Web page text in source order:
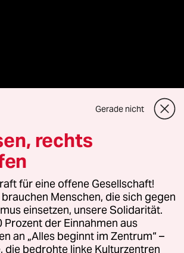
und Vertriebs GmbH
Bei rechtlichen Fragen oder für Genehmigungen
lizenzen@taz.de
Kommune-Richtlinien
Gerade nicht
rechts
für eine offene Gesellschaft!
Menschen, die sich gegen
einsetzen, unsere Solidarität.
Prozent der Einnahmen aus
an „Alles beginnt im Zentrum“ –
die bedrohte linke Kulturzentren